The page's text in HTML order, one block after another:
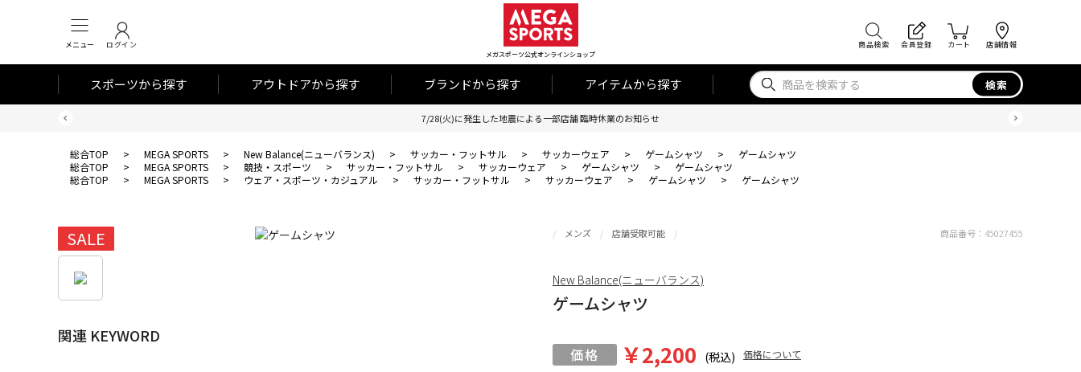
メニュー ログイン
メガスポーツ公式オンラインショップ
商品検索 会員登録 カート 店舗情報
スポーツから探す アウトドアから探す ブランドから探す アイテムから探す 検索
7/28(火)に発生した地震による一部店舗 臨時休業のお知らせ
総合TOP > MEGA SPORTS > New Balance(ニューバランス) > サッカー・フットサル > サッカーウェア > ゲームシャツ >
ゲームシャツ
総合TOP
> MEGA SPORTS > 競技・スポーツ > サッカー・フットサル > サッカーウェア > ゲームシャツ >
ゲームシャツ
総合TOP
> MEGA SPORTS > ウェア・スポーツ・カジュアル > サッカー・フットサル > サッカーウェア > ゲームシャツ > ゲームシャツ
SALE
関連 KEYWORD
メンズ 店舗受取可能
ゲームシャツ
￥2,200 (税込) 価格について
商品番号： 45027455
New Balance(ニューバランス)